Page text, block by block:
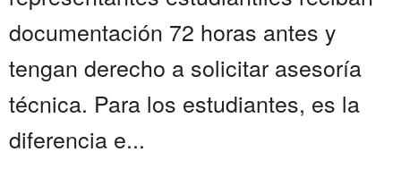
documentación 72 horas antes y
tengan derecho a solicitar asesoría
técnica. Para los estudiantes, es la
diferencia e...